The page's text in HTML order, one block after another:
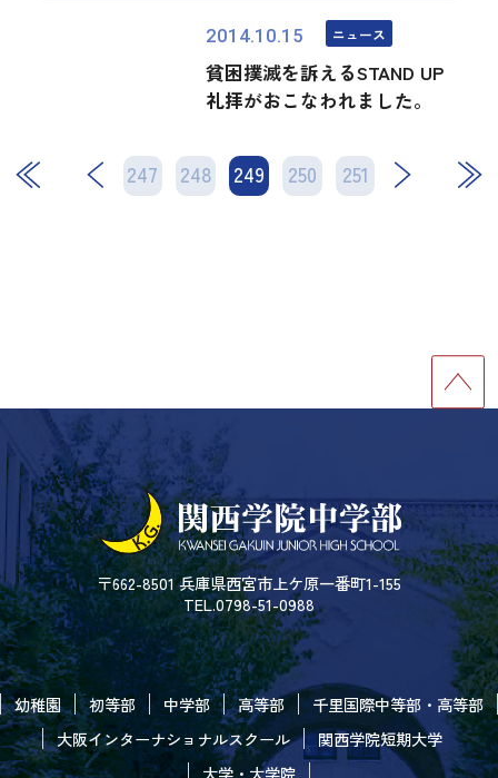
2014.10.15 ニュース
貧困撲滅を訴えるSTAND UP
礼拝がおこなわれました。
247 248 249 250 251
次 最後
〒662-8501 兵庫県西宮市上ケ原一番町1-155
TEL.0798-51-0988
幼稚園 初等部 中学部 高等部
千里国際中等部・高等部
大阪インターナショナルスクール
関西学院短期大学
大学・大学院